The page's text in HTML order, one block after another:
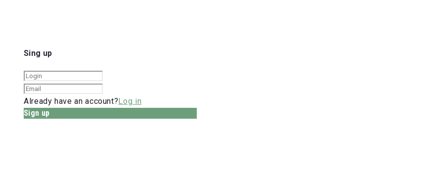
Sing up
Already have an account?Log in
Sign up